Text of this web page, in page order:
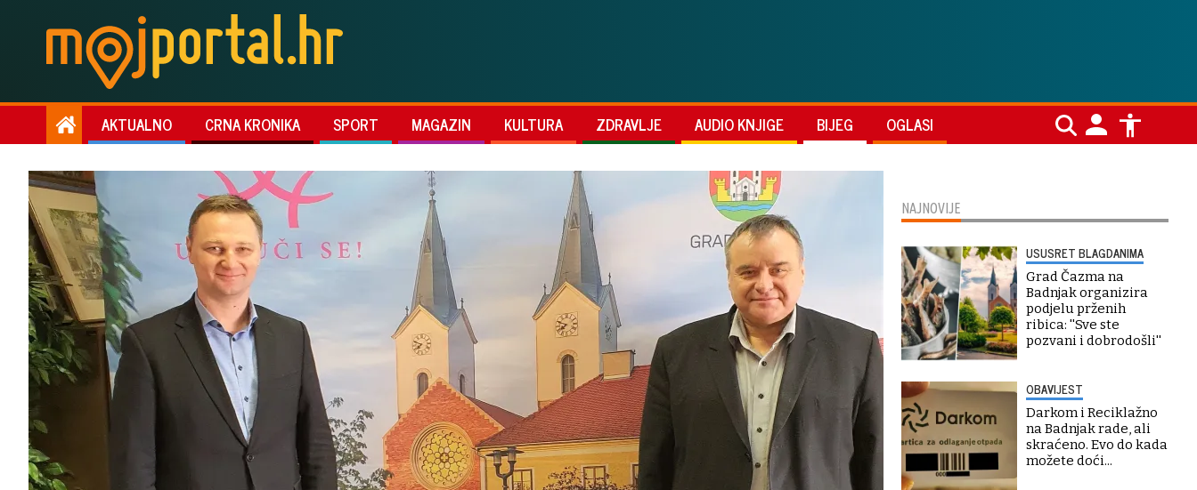
AKTUALNO CRNA KRONIKA SPORT MAGAZIN KULTURA ZDRAVLJE AUDIO KNJIGE BIJEG OGLASI
NAJNOVIJE
USUSRET BLAGDANIMA
Grad Čazma na
Badnjak organizira
podjelu prženih
ribica: ''Sve ste
pozvani i dobrodošli''
OBAVIJEST
Darkom i Reciklažno
na Badnjak rade, ali
skraćeno. Evo do kada
možete doći...